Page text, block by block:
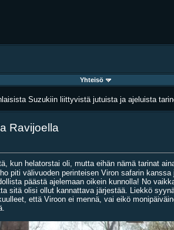
Yhteisö
Suzukiin liittyvistä jutuista ja ajeluista
Ravijoella
kun helatorstai oli, mutta eihän nämä tarinat
piti välivuoden perinteisen Viron safarin
päästä ajelemaan oikein kunnolla! No
sitä olisi ollut kannattava järjestää. Liekkö
että Viroon ei mennä, vai eikö